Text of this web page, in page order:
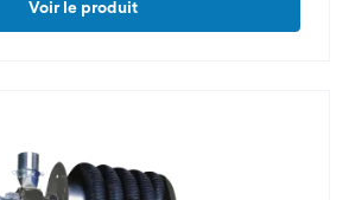
Voir le produit